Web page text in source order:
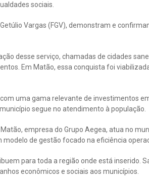
sociais.
Vargas (FGV), demonstram e
desse serviço, chamadas de cidades
Em Matão, essa conquista foi
uma gama relevante de investimentos
segue no atendimento à população.
empresa do Grupo Aegea, atua no
de gestão focado na eficiência
para toda a região onde está inserido.
econômicos e sociais aos municípios.